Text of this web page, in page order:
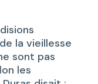
la vieillesse
sont pas
les